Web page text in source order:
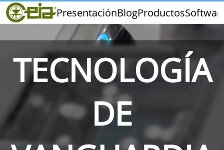
PresentaciónBlogProductos
Home
CEIA
Ferias y Eventos
THS/PH210 THS/PH210-FFV THS/
TECNOLOGÍA
DE